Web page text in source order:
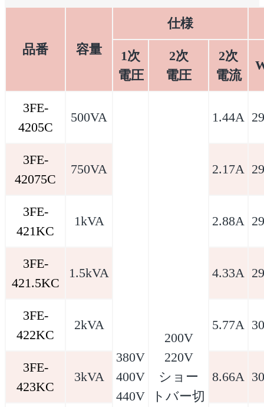
品番 容量
仕様
1次
電圧
2次
電圧
2次
電流
3FE-
4205C
500VA
380V
400V
440V
200V
220V
ショー
トバー切
1.44A
3FE-
42075C
750VA 2.17A
3FE-
421KC
1kVA 2.88A
3FE-
421.5KC
1.5kVA 4.33A
3FE-
422KC
2kVA 5.77A
3FE-
423KC
3kVA 8.66A